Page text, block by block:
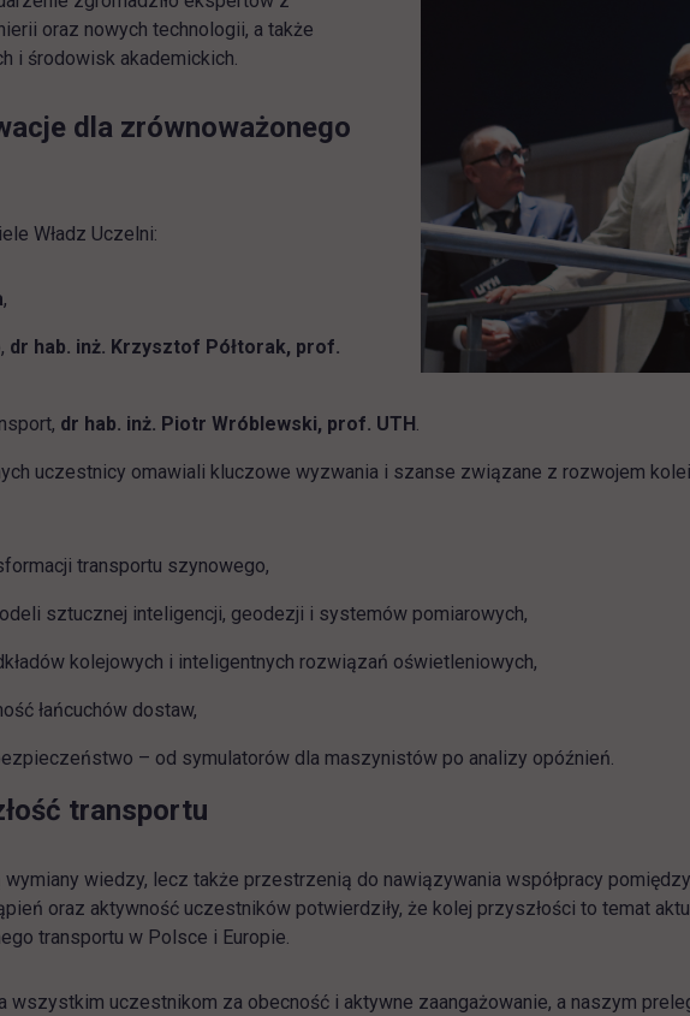
oraz nowych technologii, a także
i środowisk akademickich.
dla zrównoważonego
Władz Uczelni:
,
dr hab. inż. Krzysztof Półtorak, prof.
dr hab. inż. Piotr Wróblewski, prof. UTH.
uczestnicy omawiali kluczowe wyzwania i szanse związane z rozwojem
transportu szynowego,
sztucznej inteligencji, geodezji i systemów pomiarowych,
kolejowych i inteligentnych rozwiązań oświetleniowych,
łańcuchów dostaw,
– od symulatorów dla maszynistów po analizy opóźnień.
transportu
wymiany wiedzy, lecz także przestrzenią do nawiązywania współpracy
oraz aktywność uczestników potwierdziły, że kolej przyszłości to temat
transportu w Polsce i Europie.
wszystkim uczestnikom za obecność i aktywne zaangażowanie, a naszym